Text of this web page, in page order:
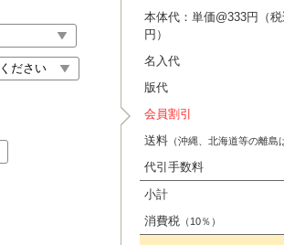
本体代：単価@333円（
円）
名入代
版代
会員割引
送料 （沖縄、北海道等の離島
代引手数料
小計
消費税 （10％）